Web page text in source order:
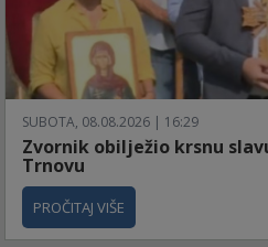
SUBOTA, 08.08.2026 | 16:29
Zvornik obilježio krsnu
Trnovu
PROČITAJ VIŠE